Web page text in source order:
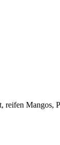
reifen Mangos,